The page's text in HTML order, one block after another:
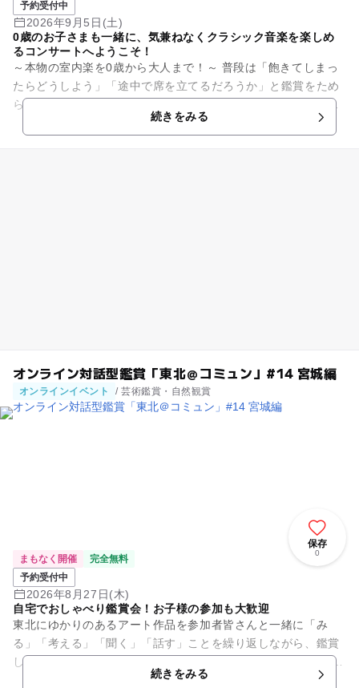
予約受付中
2026年9月5日(土)
0歳のお子さまも一緒に、気兼ねなくクラシック音楽を楽しめ
るコンサートへようこそ！
～本物の室内楽を0歳から大人まで！～ 普段は「飽きてしまっ
たらどうしよう」「途中で席を立てるだろうか」と鑑賞をため
らっているご家族にも安心してお越しいただける公演です。シ
ンプルで美しい旋律や躍...続きをみる
オンライン対話型鑑賞「東北＠コミュン」#14 宮城編
オンラインイベント / 芸術鑑賞・自然観賞
保存
0
まもなく開催
完全無料
予約受付中
2026年8月27日(木)
自宅でおしゃべり鑑賞会！お子様の参加も大歓迎
東北にゆかりのあるアート作品を参加者皆さんと一緒に「み
る」「考える」「聞く」「話す」ことを繰り返しながら、鑑賞
していきます。 初めましての皆さんと、どんなコミュニケーシ
ョンが生まれるのか…自分...続きをみる